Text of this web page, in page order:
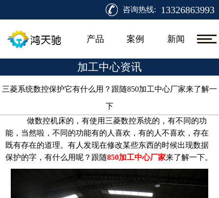
咨询热线: 13326863993
产品 案例 新闻
加工中心资讯
三菱系统数控保护它有什么用？跟随850加工中心厂家来了解一
下​
做数控机床的，有使用三菱数控系统的，有不同的功
能，当然啦，不同的功能有的人喜欢，有的人不喜欢，存在
既有存在的道理。有人发现在修改某些东西的时候出现数据
保护的字，有什么用呢？跟随850加工中心厂家来了解一下。